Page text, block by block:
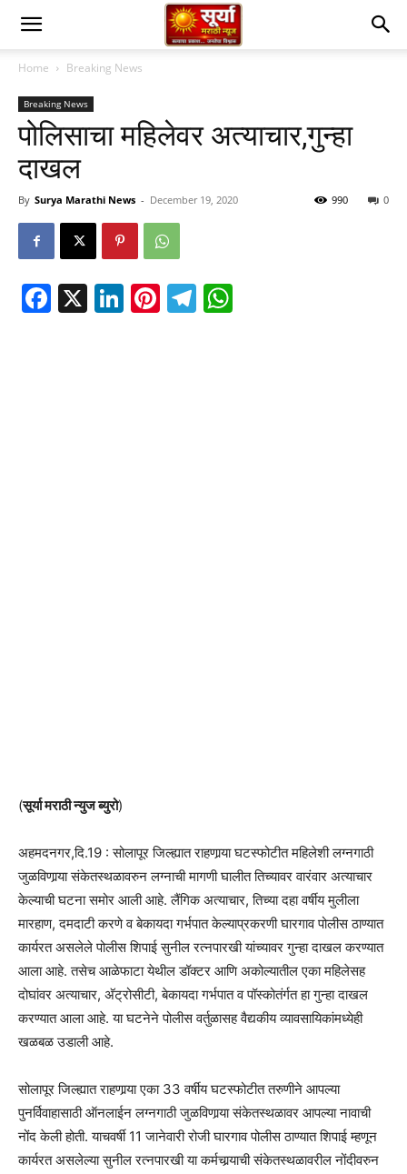
Home Breaking News
Breaking News
पोलिसाचा महिलेवर अत्याचार,गुन्हा
दाखल
By Surya Marathi News - December 19, 2020 0
990
Facebook
X LinkedIn
Pinterest
Telegram
(सूर्या मराठी न्युज ब्युरो)
अहमदनगर,दि.19 : सोलापूर जिल्ह्यात राहणार्‍या घटस्फोटीत महिलेशी लग्नगाठी
जुळविणार्‍या संकेतस्थळावरुन लग्नाची मागणी घालीत तिच्यावर वारंवार अत्याचार
केल्याची घटना समोर आली आहे. लैंगिक अत्याचार, तिच्या दहा वर्षीय मुलीला
मारहाण, दमदाटी करणे व बेकायदा गर्भपात केल्याप्रकरणी घारगाव पोलीस ठाण्यात
कार्यरत असलेले पोलीस शिपाई सुनील रत्नपारखी यांच्यावर गुन्हा दाखल करण्यात
आला आहे. तसेच आळेफाटा येथील डॉक्टर आणि अकोल्यातील एका महिलेसह
दोघांवर अत्याचार, अ‍ॅट्रोसीटी, बेकायदा गर्भपात व पॉस्कोतंर्गत हा गुन्हा दाखल
करण्यात आला आहे. या घटनेने पोलीस वर्तुळासह वैद्यकीय व्यावसायिकांमध्येही
खळबळ उडाली आहे.
सोलापूर जिल्ह्यात राहणार्‍या एका 33 वर्षीय घटस्फोटीत तरुणीने आपल्या
पुनर्विवाहासाठी ऑनलाईन लग्नगाठी जुळविणार्‍या संकेतस्थळावर आपल्या नावाची
नोंद केली होती. याचवर्षी 11 जानेवारी रोजी घारगाव पोलीस ठाण्यात शिपाई म्हणून
कार्यरत असलेल्या सुनील रत्नपारखी या कर्मचार्‍याची संकेतस्थळावरील नोंदीवरुन